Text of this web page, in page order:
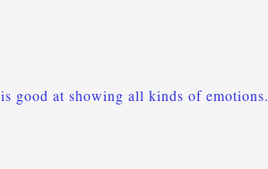
good at showing all kinds of emotions.